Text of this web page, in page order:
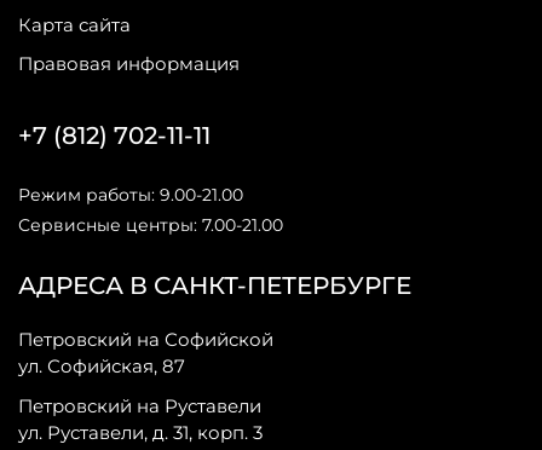
Карта сайта
Правовая информация
АДРЕСА В САНКТ-ПЕТЕРБУРГЕ
Петровский на Софийской
ул. Софийская, 87
Петровский на Руставели
ул. Руставели, д. 31, корп. 3
+7 (812) 702-11-11
Режим работы: 9.00-21.00
Сервисные центры: 7.00-21.00